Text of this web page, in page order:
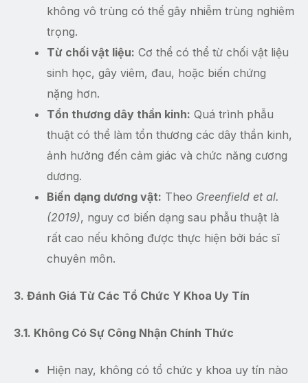
không vô trùng có thể gây nhiễm trùng nghiêm
trọng.
Từ chối vật liệu: Cơ thể có thể từ chối vật liệu
sinh học, gây viêm, đau, hoặc biến chứng
nặng hơn.
Tổn thương dây thần kinh: Quá trình phẫu
thuật có thể làm tổn thương các dây thần kinh,
ảnh hưởng đến cảm giác và chức năng cương
dương.
Biến dạng dương vật: Theo Greenfield et al.
(2019), nguy cơ biến dạng sau phẫu thuật là
rất cao nếu không được thực hiện bởi bác sĩ
chuyên môn.
3. Đánh Giá Từ Các Tổ Chức Y Khoa Uy Tín
3.1. Không Có Sự Công Nhận Chính Thức
Hiện nay, không có tổ chức y khoa uy tín nào